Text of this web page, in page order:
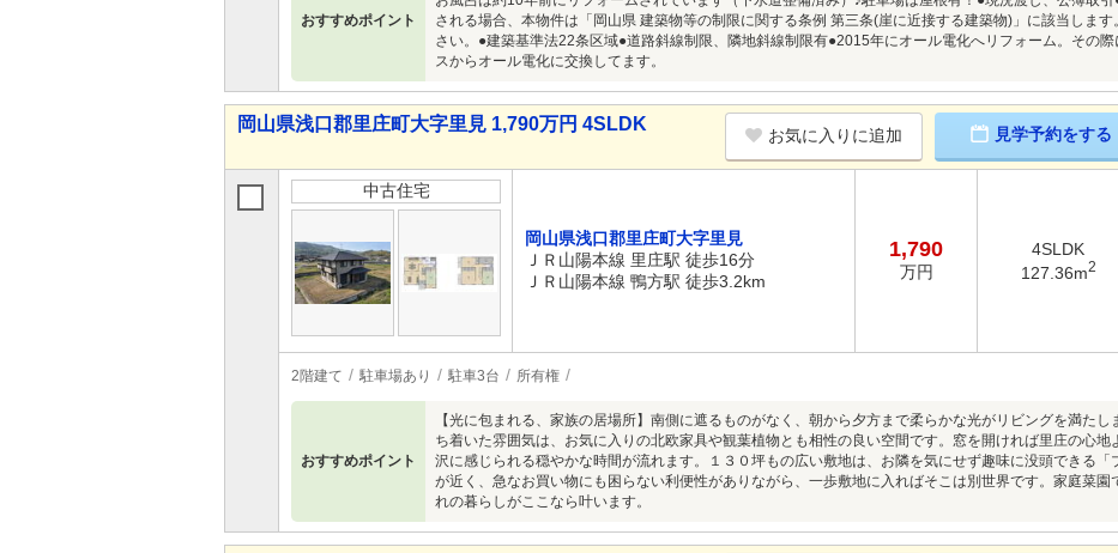
おすすめポイント
される場合、本物件は「岡山県 建築物等の制限に関する条例 第三条(崖に近接する建築物)」に該当しま
さい。●建築基準法22条区域●道路斜線制限、隣地斜線制限有●2015年にオール電化へリフォーム。その
スからオール電化に交換してます。
岡山県浅口郡里庄町大字里見 1,790万円 4SLDK
お気に入りに追加 見学予約をする
中古住宅
岡山県浅口郡里庄町大字里見
ＪＲ山陽本線 里庄駅 徒歩16分
ＪＲ山陽本線 鴨方駅 徒歩3.2km
1,790
万円
4SLDK
127.36m2
2階建て 駐車場あり 駐車3台 所有権
おすすめポイント
【光に包まれる、家族の居場所】南側に遮るものがなく、朝から夕方まで柔らかな光がリビングを満た
ち着いた雰囲気は、お気に入りの北欧家具や観葉植物とも相性の良い空間です。窓を開ければ里庄の心
沢に感じられる穏やかな時間が流れます。１３０坪もの広い敷地は、お隣を気にせず趣味に没頭できる
が近く、急なお買い物にも困らない利便性がありながら、一歩敷地に入ればそこは別世界です。家庭菜
れの暮らしがここなら叶います。